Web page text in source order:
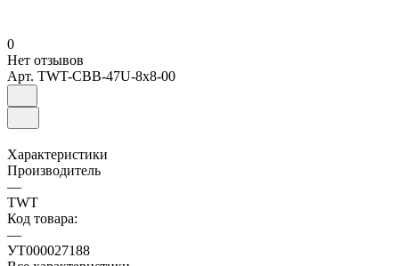
0
Нет отзывов
Арт. TWT-CBB-47U-8x8-00
Характеристики
Производитель
—
TWT
Код товара:
—
УТ000027188